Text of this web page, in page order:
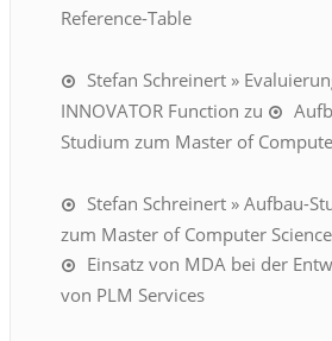
Reference-Table
Stefan Schreinert »
INNOVATOR Function zu
Studium zum Master of
Stefan Schreinert » Aufbau-
zum Master of Computer Science
Einsatz von MDA bei der
von PLM Services